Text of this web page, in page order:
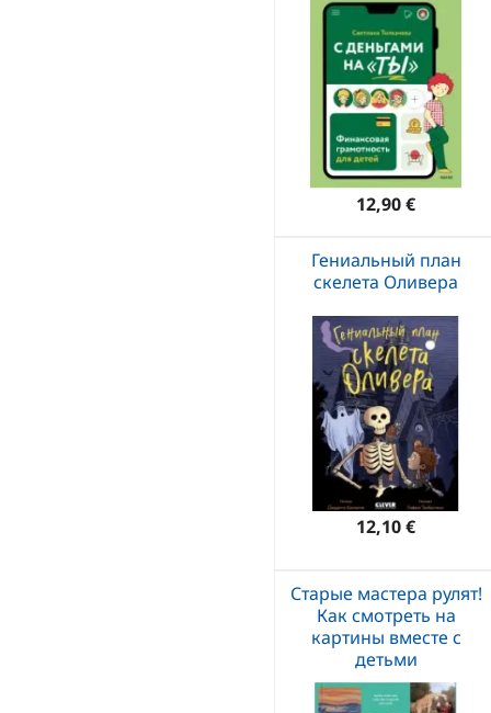
12,90 €
Гениальный план
скелета Оливера
12,10 €
Старые мастера рулят!
Как смотреть на
картины вместе с
детьми